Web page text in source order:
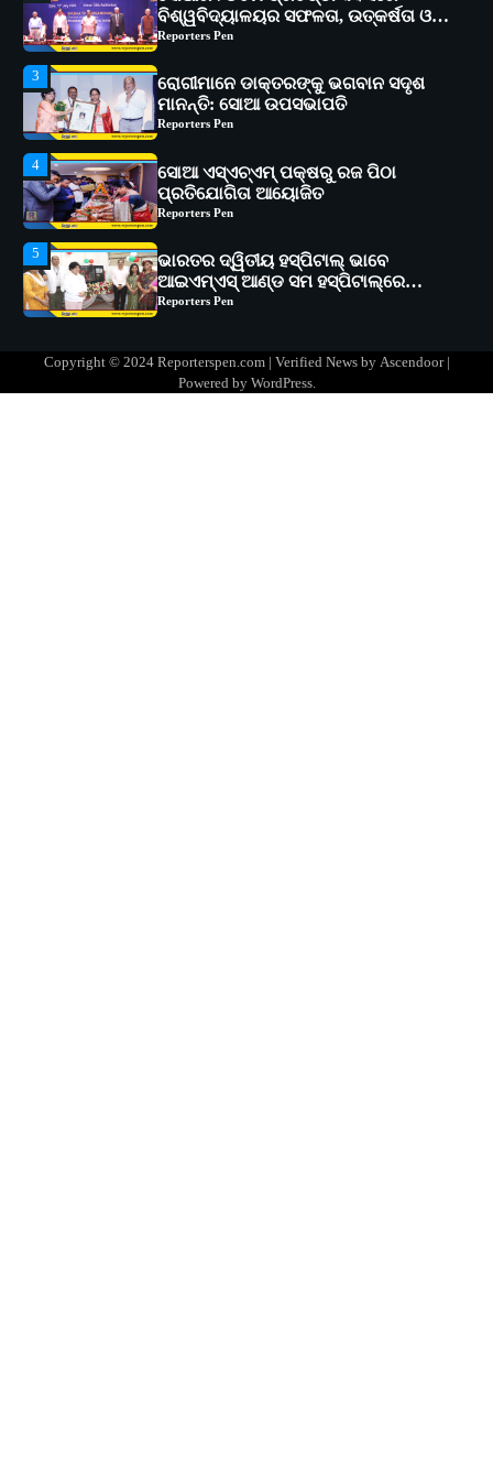
ମାନନ୍ତି: ସୋଆ ଉପସଭାପତି
Reporters Pen
4
ସୋଆ ଏସ୍‌ଏଚ୍‌ଏମ୍ ପକ୍ଷରୁ ରଜ ପିଠା
ପ୍ରତିଯୋଗିତା ଆୟୋଜିତ
Reporters Pen
5
ଭାରତର ଦ୍ୱିତୀୟ ହସ୍ପିଟାଲ୍ ଭାବେ
ଆଇଏମ୍‌ଏସ୍ ଆଣ୍ଡ ସମ ହସ୍ପିଟାଲ୍‌ରେ
ଅତ୍ୟାଧୁନିକ ଡିଜିସ୍କାନର ସ୍ଥାପନ
Reporters Pen
1
ସୋଆ ପକ୍ଷରୁ ରାୱେ କାର୍ଯ୍ୟକ୍ରମ ଅଧୀନରେ
୧୧ଟି ଗ୍ରାମରେ ୧୬ଟି କୃଷକ ପ୍ରଶିକ୍ଷଣ
କାର୍ଯ୍ୟକ୍ରମ ଆୟୋଜିତ
Reporters Pen
ସୋଆର ୨୦ତମ ପ୍ରତିଷ୍ଠା ଦିବସରେ
ବିଶ୍ୱବିଦ୍ୟାଳୟର ସଫଳତା, ଉତ୍କର୍ଷତା ଓ
ଅଗ୍ରଗତିର ସ୍ମୃତିଚାରଣ
Reporters Pen
Copyright © 2024 Reporterspen.com | Verified News by Ascendoor|
Powered by WordPress.